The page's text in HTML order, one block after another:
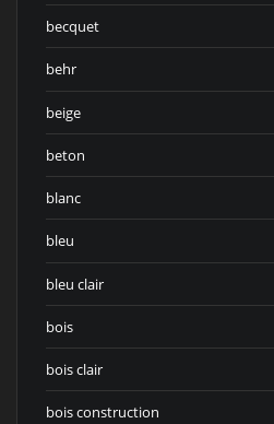
becquet
behr
beige
beton
blanc
bleu
bleu clair
bois
bois clair
bois construction